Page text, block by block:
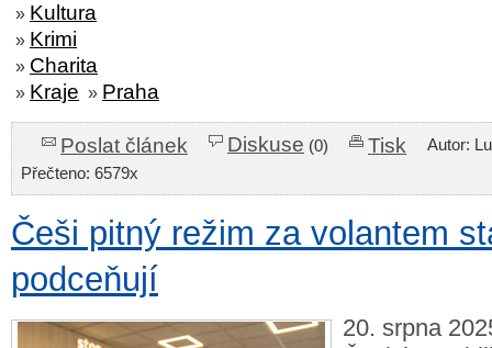
» Kultura
» Krimi
» Charita
» Kraje » Praha
Poslat článek Diskuse (0) Tisk
Autor:
Přečteno: 6579x
Češi pitný režim za volantem
podceňují
20. srpna